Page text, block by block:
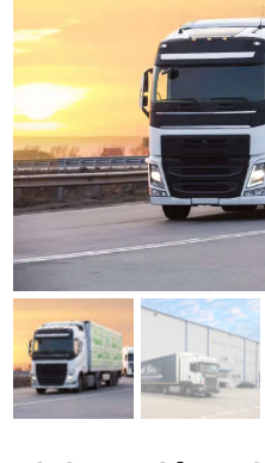
Nosotros
Productos
Inspiración
Blog
Contacto